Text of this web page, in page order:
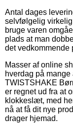
Antal dages
selvfølgelig
bruge varen
plads at man
det vedkommende
Masser af online
hverdag på
TWISTSHAKE
er regnet ud fra at
klokkeslæt, med
nå at få dit nye
drager hjemad.